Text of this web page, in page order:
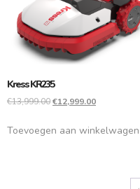
Kress KR235
€13,999.00€12,999.00
Toevoegen aan winkelwagen